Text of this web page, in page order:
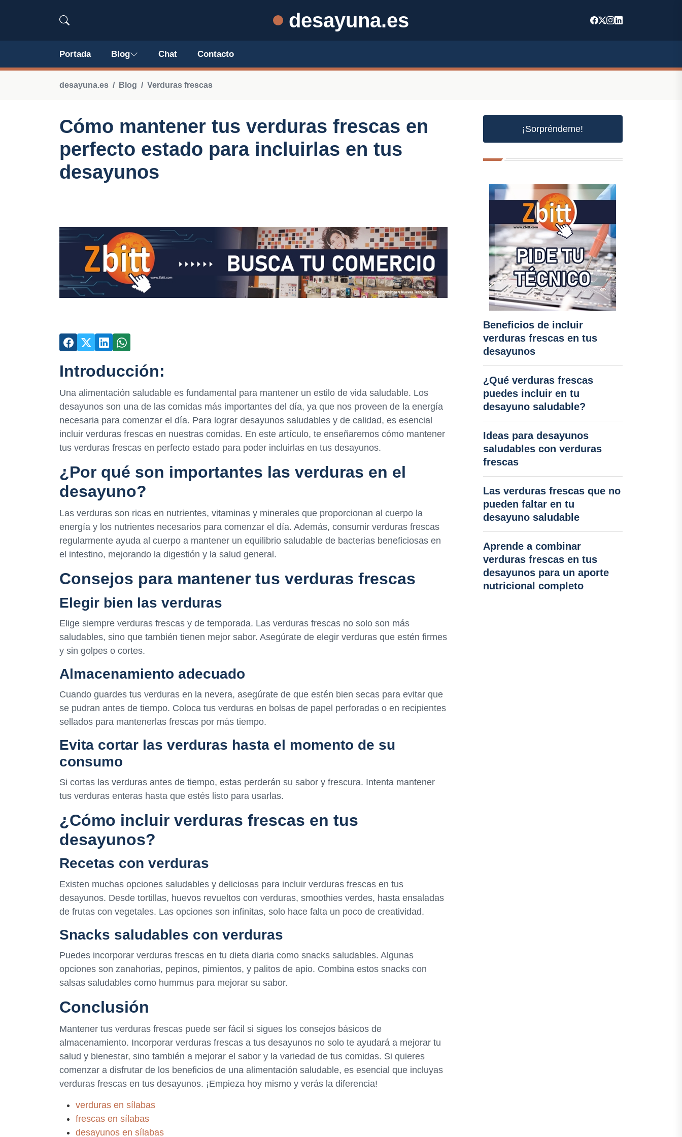
desayuna.es
Portada Blog Chat Contacto
desayuna.es Blog Verduras frescas
Cómo mantener tus verduras frescas en
perfecto estado para incluirlas en tus
desayunos
Introducción:
Una alimentación saludable es fundamental para mantener un estilo de vida saludable. Los
desayunos son una de las comidas más importantes del día, ya que nos proveen de la energía
necesaria para comenzar el día. Para lograr desayunos saludables y de calidad, es esencial
incluir verduras frescas en nuestras comidas. En este artículo, te enseñaremos cómo mantener
tus verduras frescas en perfecto estado para poder incluirlas en tus desayunos.
¿Por qué son importantes las verduras en el
desayuno?
Las verduras son ricas en nutrientes, vitaminas y minerales que proporcionan al cuerpo la
energía y los nutrientes necesarios para comenzar el día. Además, consumir verduras frescas
regularmente ayuda al cuerpo a mantener un equilibrio saludable de bacterias beneficiosas en
el intestino, mejorando la digestión y la salud general.
Consejos para mantener tus verduras frescas
Elegir bien las verduras
Elige siempre verduras frescas y de temporada. Las verduras frescas no solo son más
saludables, sino que también tienen mejor sabor. Asegúrate de elegir verduras que estén firmes
y sin golpes o cortes.
Almacenamiento adecuado
Cuando guardes tus verduras en la nevera, asegúrate de que estén bien secas para evitar que
se pudran antes de tiempo. Coloca tus verduras en bolsas de papel perforadas o en recipientes
sellados para mantenerlas frescas por más tiempo.
Evita cortar las verduras hasta el momento de su
consumo
Si cortas las verduras antes de tiempo, estas perderán su sabor y frescura. Intenta mantener
tus verduras enteras hasta que estés listo para usarlas.
¿Cómo incluir verduras frescas en tus
desayunos?
Recetas con verduras
Existen muchas opciones saludables y deliciosas para incluir verduras frescas en tus
desayunos. Desde tortillas, huevos revueltos con verduras, smoothies verdes, hasta ensaladas
de frutas con vegetales. Las opciones son infinitas, solo hace falta un poco de creatividad.
Snacks saludables con verduras
Puedes incorporar verduras frescas en tu dieta diaria como snacks saludables. Algunas
opciones son zanahorias, pepinos, pimientos, y palitos de apio. Combina estos snacks con
salsas saludables como hummus para mejorar su sabor.
Conclusión
Mantener tus verduras frescas puede ser fácil si sigues los consejos básicos de
almacenamiento. Incorporar verduras frescas a tus desayunos no solo te ayudará a mejorar tu
salud y bienestar, sino también a mejorar el sabor y la variedad de tus comidas. Si quieres
comenzar a disfrutar de los beneficios de una alimentación saludable, es esencial que incluyas
verduras frescas en tus desayunos. ¡Empieza hoy mismo y verás la diferencia!
verduras en sílabas
frescas en sílabas
desayunos en sílabas
¡Sorpréndeme!
Beneficios de incluir
verduras frescas en tus
desayunos
¿Qué verduras frescas
puedes incluir en tu
desayuno saludable?
Ideas para desayunos
saludables con verduras
frescas
Las verduras frescas que no
pueden faltar en tu
desayuno saludable
Aprende a combinar
verduras frescas en tus
desayunos para un aporte
nutricional completo